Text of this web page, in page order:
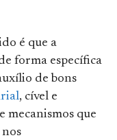
é que a
forma específica
de bons
, cível e
mecanismos que